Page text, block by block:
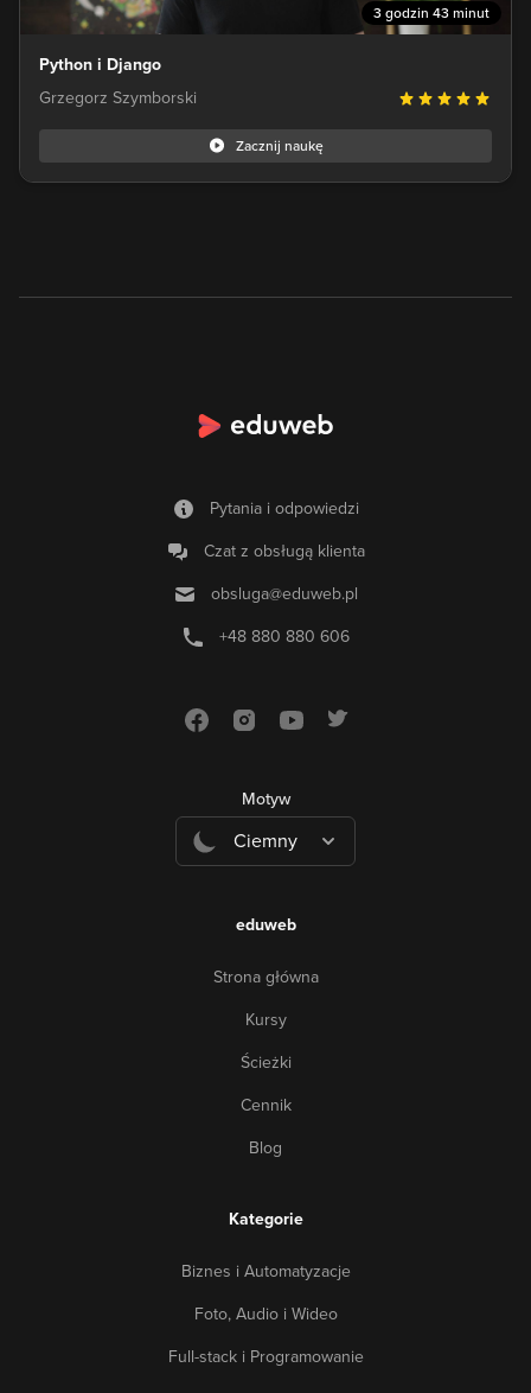
3 godzin 43 minut
Python i Django
Grzegorz Szymborski
Zacznij naukę
Pytania i odpowiedzi
Czat z obsługą klienta
obsluga@eduweb.pl
+48 880 880 606
Motyw
Ciemny
eduweb
Strona główna
Kursy
Ścieżki
Cennik
Blog
Kategorie
Biznes i Automatyzacje
Foto, Audio i Wideo
Full-stack i Programowanie